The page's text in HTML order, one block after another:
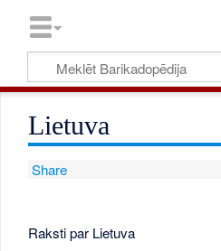
Lietuva
Share
Raksti par Lietuva